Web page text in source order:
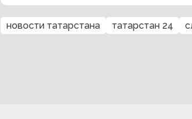
новости татарстана татарстан 24